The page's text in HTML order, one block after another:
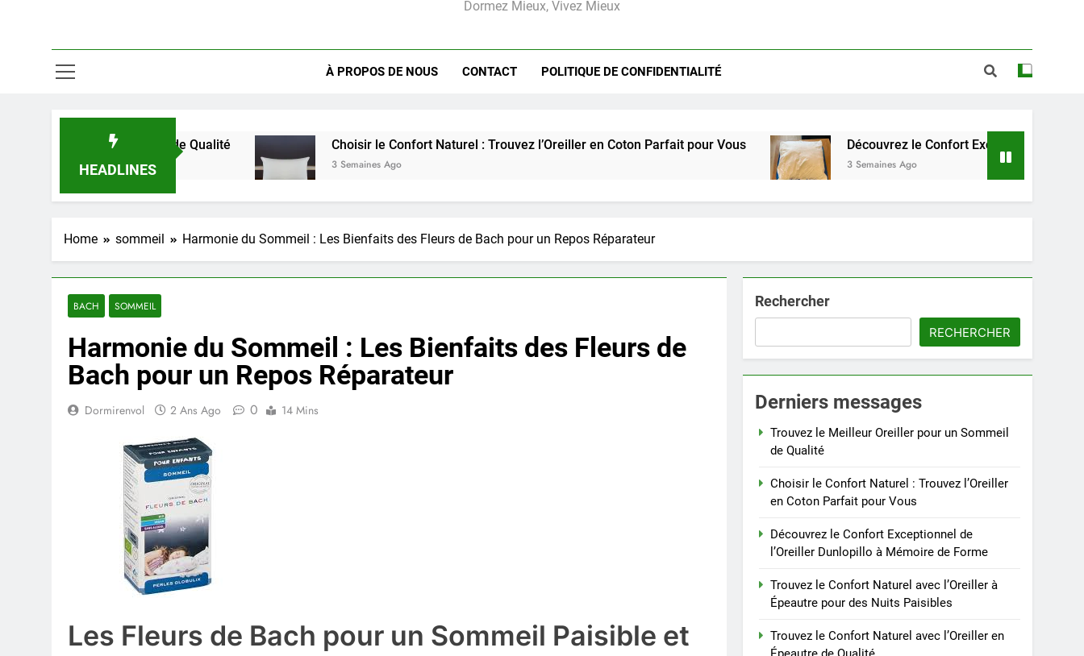
Dormez Mieux, Vivez Mieux
À PROPOS DE NOUS CONTACT POLITIQUE DE CONFIDENTIALITÉ
HEADLINES
un Sommeil de Qualité Choisir le Confort Naturel : Trouvez l’Oreiller en Coton Parfait pour Vous
3 Semaines Ago
Découvrez le Confort Exceptionnel de l’Oreiller
3 Semaines Ago
Home sommeil Harmonie du Sommeil : Les Bienfaits des Fleurs de Bach pour un Repos Réparateur
BACH SOMMEIL
Harmonie du Sommeil : Les Bienfaits des Fleurs de
Bach pour un Repos Réparateur
Dormirenvol 2 Ans Ago 0 14 Mins
Les Fleurs de Bach pour un Sommeil Paisible et
Rechercher
RECHERCHER
Derniers messages
Trouvez le Meilleur Oreiller pour un Sommeil
de Qualité
Choisir le Confort Naturel : Trouvez l’Oreiller
en Coton Parfait pour Vous
Découvrez le Confort Exceptionnel de
l’Oreiller Dunlopillo à Mémoire de Forme
Trouvez le Confort Naturel avec l’Oreiller à
Épeautre pour des Nuits Paisibles
Trouvez le Confort Naturel avec l’Oreiller en